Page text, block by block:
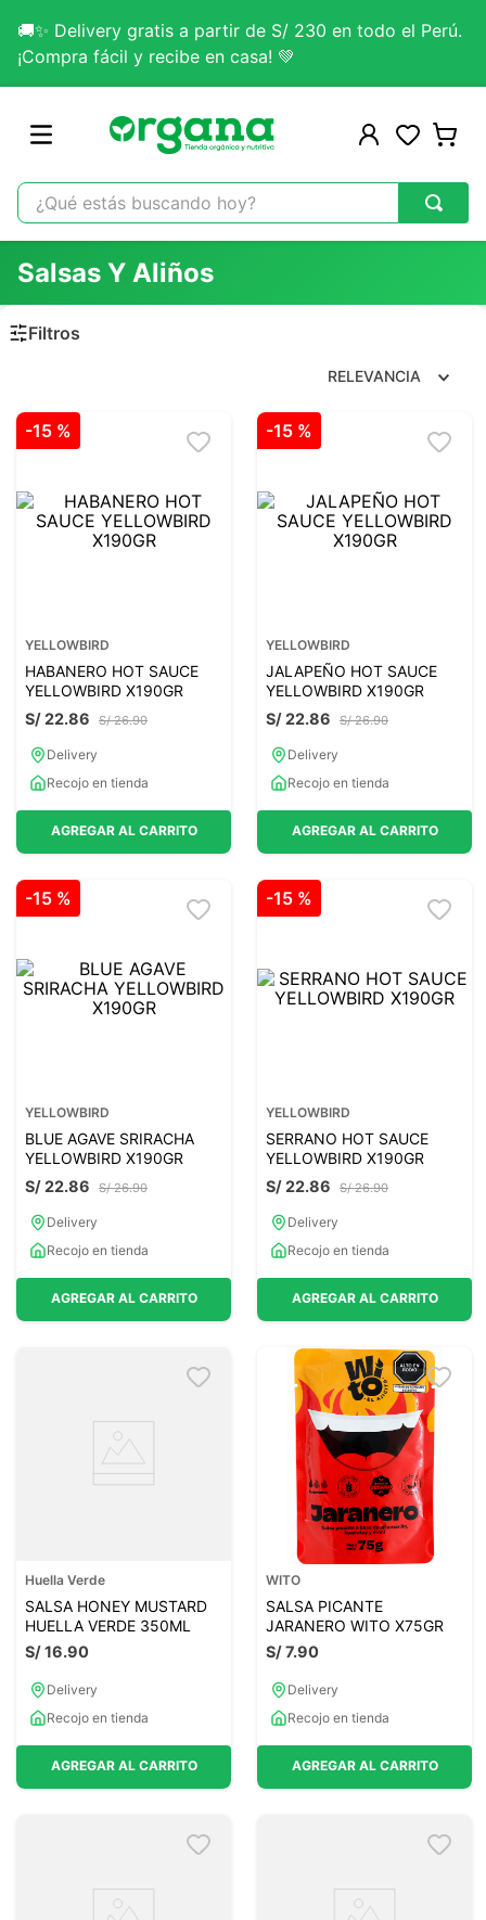
🚚✨ Delivery gratis a partir de S/ 230 en todo el Perú.
¡Compra fácil y recibe en casa! 💚
¿Qué estás buscando hoy?
1.
omega 3
2.
citrato magnesio
5.
7.
glicinato magnesio
magnesio
Salsas Y Aliños
RELEVANCIA
-15 %
YELLOWBIRD
HABANERO HOT SAUCE
YELLOWBIRD X190GR
S/ 26.90
S/22.86
Delivery
Recojo en tienda
AGREGAR AL CARRITO
-15 %
YELLOWBIRD
JALAPEÑO HOT SAUCE
YELLOWBIRD X190GR
S/ 26.90
S/22.86
Delivery
Recojo en tienda
AGREGAR AL CARRITO
-15 %
YELLOWBIRD
BLUE AGAVE SRIRACHA
YELLOWBIRD X190GR
S/ 26.90
S/22.86
Delivery
Recojo en tienda
AGREGAR AL CARRITO
-15 %
YELLOWBIRD
SERRANO HOT SAUCE
YELLOWBIRD X190GR
S/ 26.90
S/22.86
Delivery
Recojo en tienda
AGREGAR AL CARRITO
Huella Verde
SALSA HONEY MUSTARD
HUELLA VERDE 350ML
S/16.90
Delivery
Recojo en tienda
AGREGAR AL CARRITO
WITO
SALSA PICANTE
JARANERO WITO X75GR
S/7.90
Delivery
Recojo en tienda
AGREGAR AL CARRITO